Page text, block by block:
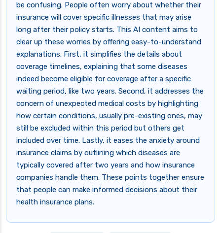
be confusing. People often worry about whether their
insurance will cover specific illnesses that may arise
long after their policy starts. This AI content aims to
clear up these worries by offering easy-to-understand
explanations. First, it simplifies the details about
coverage timelines, explaining that some diseases
indeed become eligible for coverage after a specific
waiting period, like two years. Second, it addresses the
concern of unexpected medical costs by highlighting
how certain conditions, usually pre-existing ones, may
still be excluded within this period but others get
included over time. Lastly, it eases the anxiety around
insurance claims by outlining which diseases are
typically covered after two years and how insurance
companies handle them. These points together ensure
that people can make informed decisions about their
health insurance plans.